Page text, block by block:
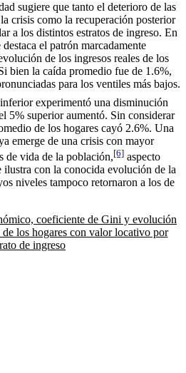
sugiere que tanto el deterioro de las
crisis como la recuperación posterior
a los distintos estratos de ingreso. En
destaca el patrón marcadamente
de los ingresos reales de los
bien la caída promedio fue de 1.6%,
para los ventiles más bajos.
experimentó una disminución
5% superior aumentó. Sin considerar
de los hogares cayó 2.6%. Una
emerge de una crisis con mayor
de vida de la población,[6] aspecto
ilustra con la conocida evolución de la
niveles tampoco retornaron a los de
coeficiente de Gini y evolución
los hogares con valor locativo por
de ingreso